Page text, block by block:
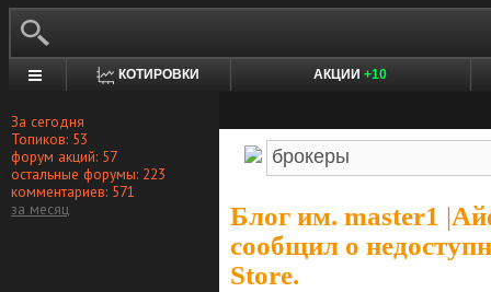
КОТИРОВКИ АКЦИИ +10
За сегодня
Топиков: 53
форум акций: 57
остальные форумы: 223
комментариев: 571
за месяц
Блог им. master1 |
сообщил о
Store.